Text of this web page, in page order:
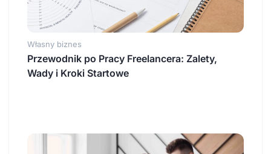
Własny biznes
Przewodnik po Pracy Freelancera: Zalety,
Wady i Kroki Startowe